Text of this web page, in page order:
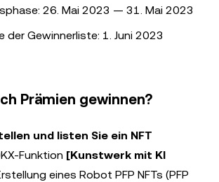
26. Mai 2023 — 31. Mai 2023
der Gewinnerliste: 1. Juni 2023
Prämien gewinnen?
und listen Sie ein NFT
Funktion [Kunstwerk mit KI
eines Robot PFP NFTs (PFP